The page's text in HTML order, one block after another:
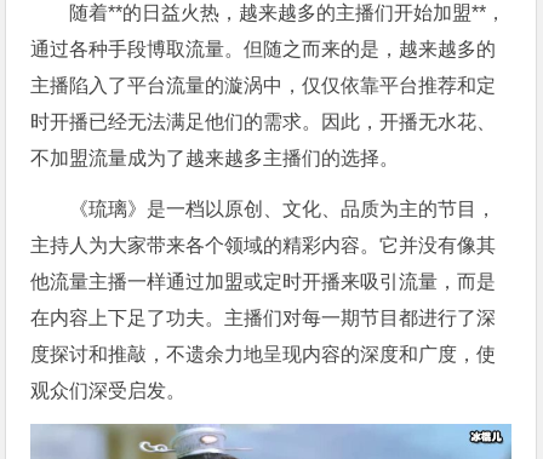
随着**的日益火热，越来越多的主播们开始加盟**，
通过各种手段博取流量。但随之而来的是，越来越多的
主播陷入了平台流量的漩涡中，仅仅依靠平台推荐和定
时开播已经无法满足他们的需求。因此，开播无水花、
不加盟流量成为了越来越多主播们的选择。
《琉璃》是一档以原创、文化、品质为主的节目，
主持人为大家带来各个领域的精彩内容。它并没有像其
他流量主播一样通过加盟或定时开播来吸引流量，而是
在内容上下足了功夫。主播们对每一期节目都进行了深
度探讨和推敲，不遗余力地呈现内容的深度和广度，使
观众们深受启发。